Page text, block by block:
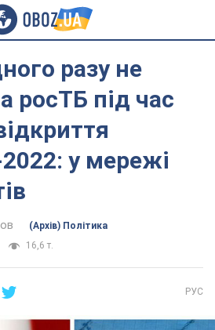
разу не
росТБ під час
у мережі
(Архів) Політика
16,6 т.
РУС